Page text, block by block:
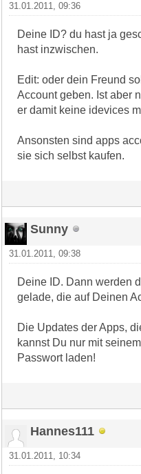
31.01.2011, 09:36
Deine ID? du hast ja
hast inzwischen.
Edit: oder dein Freund
Account geben. Ist aber
er damit keine idevices
Ansonsten sind apps
sie sich selbst kaufen.
Sunny
31.01.2011, 09:38
Deine ID. Dann werden
gelade, die auf Deinen
Die Updates der Apps,
kannst Du nur mit
Passwort laden!
Hannes111
31.01.2011, 10:34